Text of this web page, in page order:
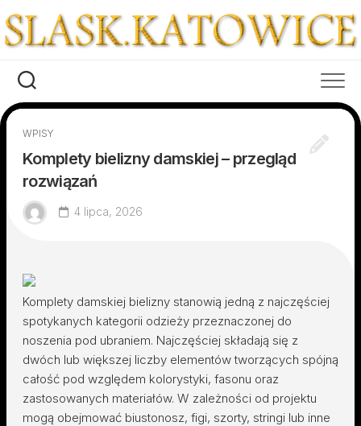
to
content
WPISY
Komplety bielizny damskiej – przegląd
rozwiązań
4 lipca, 2026
Komplety damskiej bielizny stanowią jedną z najczęściej
spotykanych kategorii odzieży przeznaczonej do
noszenia pod ubraniem. Najczęściej składają się z
dwóch lub większej liczby elementów tworzących spójną
całość pod względem kolorystyki, fasonu oraz
zastosowanych materiałów. W zależności od projektu
mogą obejmować biustonosz, figi, szorty, stringi lub inne